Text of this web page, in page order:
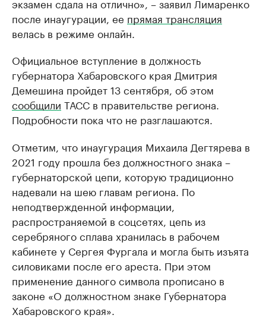
после инаугурации, ее прямая трансляция
велась в режиме онлайн.
Официальное вступление в должность
губернатора Хабаровского края Дмитрия
Демешина пройдет 13 сентября, об этом
сообщили ТАСС в правительстве региона.
Подробности пока что не разглашаются.
Отметим, что инаугурация Михаила Дегтярева в
2021 году прошла без должностного знака –
губернаторской цепи, которую традиционно
надевали на шею главам региона. По
неподтвержденной информации,
распространяемой в соцсетях, цепь из
серебряного сплава хранилась в рабочем
кабинете у Сергея Фургала и могла быть изъята
силовиками после его ареста. При этом
применение данного символа прописано в
законе «О должностном знаке Губернатора
Хабаровского края».